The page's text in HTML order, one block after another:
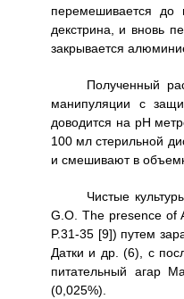
перемешивается до
декстрина, и вновь
закрывается
Полученный
манипуляции с
доводится на рН
100 мл стерильной
и смешивают в
Чистые
G.O. The presence of
P.31-35 [9]) путем
Датки и др. (6), с
питательный агар
(0,025%).